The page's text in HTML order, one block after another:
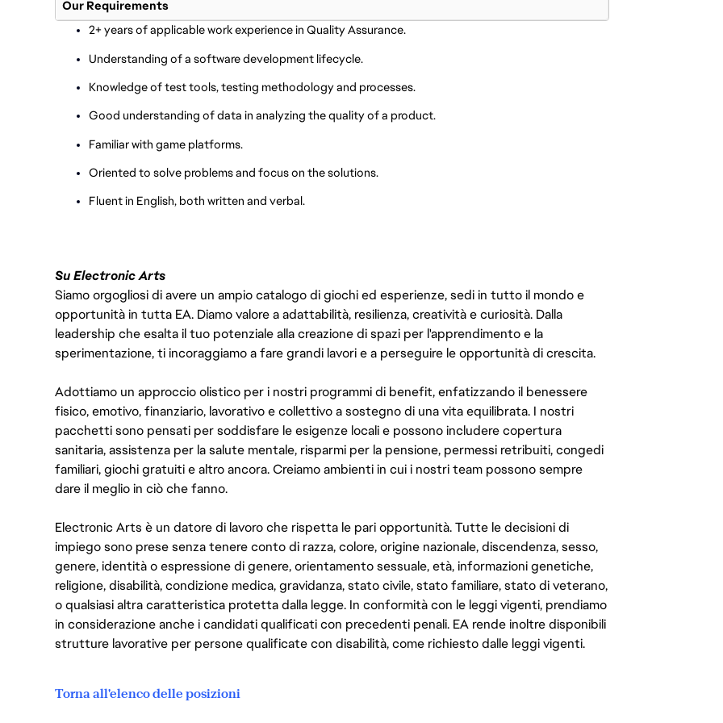
Our Requirements
2+ years of applicable work experience in Quality Assurance.
Understanding of a software development lifecycle.
Knowledge of test tools, testing methodology and processes.
Good understanding of data in analyzing the quality of a product.
Familiar with game platforms.
Oriented to solve problems and focus on the solutions.
Fluent in English, both written and verbal.
Su Electronic Arts
Siamo orgogliosi di avere un ampio catalogo di giochi ed esperienze, sedi in tutto il mondo e
opportunità in tutta EA. Diamo valore a adattabilità, resilienza, creatività e curiosità. Dalla
leadership che esalta il tuo potenziale alla creazione di spazi per l'apprendimento e la
sperimentazione, ti incoraggiamo a fare grandi lavori e a perseguire le opportunità di crescita.
Adottiamo un approccio olistico per i nostri programmi di benefit, enfatizzando il benessere
fisico, emotivo, finanziario, lavorativo e collettivo a sostegno di una vita equilibrata. I nostri
pacchetti sono pensati per soddisfare le esigenze locali e possono includere copertura
sanitaria, assistenza per la salute mentale, risparmi per la pensione, permessi retribuiti, congedi
familiari, giochi gratuiti e altro ancora. Creiamo ambienti in cui i nostri team possono sempre
dare il meglio in ciò che fanno.
Electronic Arts è un datore di lavoro che rispetta le pari opportunità. Tutte le decisioni di
impiego sono prese senza tenere conto di razza, colore, origine nazionale, discendenza, sesso,
genere, identità o espressione di genere, orientamento sessuale, età, informazioni genetiche,
religione, disabilità, condizione medica, gravidanza, stato civile, stato familiare, stato di veterano,
o qualsiasi altra caratteristica protetta dalla legge. In conformità con le leggi vigenti, prendiamo
in considerazione anche i candidati qualificati con precedenti penali. EA rende inoltre disponibili
strutture lavorative per persone qualificate con disabilità, come richiesto dalle leggi vigenti.
Torna all'elenco delle posizioni